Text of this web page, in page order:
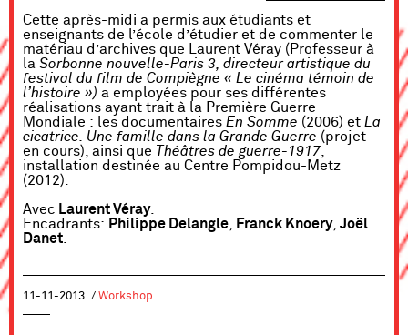
Cette après-midi a permis aux étudiants et
enseignants de l’école d’étudier et de commenter le
matériau d’archives que Laurent Véray (Professeur à
la Sorbonne nouvelle-Paris 3, directeur artistique du
festival du film de Compiègne « Le cinéma témoin de
l’histoire ») a employées pour ses différentes
réalisations ayant trait à la Première Guerre
Mondiale : les documentaires En Somme (2006) et La
cicatrice. Une famille dans la Grande Guerre (projet
en cours), ainsi que Théâtres de guerre-1917,
installation destinée au Centre Pompidou-Metz
(2012).
Avec Laurent Véray.
Encadrants: Philippe Delangle, Franck Knoery, Joël
Danet.
11-11-2013 / Workshop